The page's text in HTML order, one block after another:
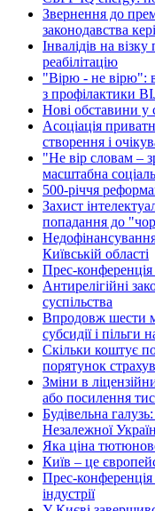
Звернення до
законодавства
Інвалідів на
реабілітацію
"Вірю - не вірю": в
з профілактики
Нові обставини у
Асоціація
створення і
"Не вір словам –
масштабна
500-річчя
Захист
попадання до
Київській області
Прес-конференція
Антирелігійні
суспільства
Впродовж шести
субсидії і
Скільки коштує
порятунок
Зміни в
або посилення
Будівельна
Незалежної
Яка ціна
Київ – це
Прес-конференція
індустрії